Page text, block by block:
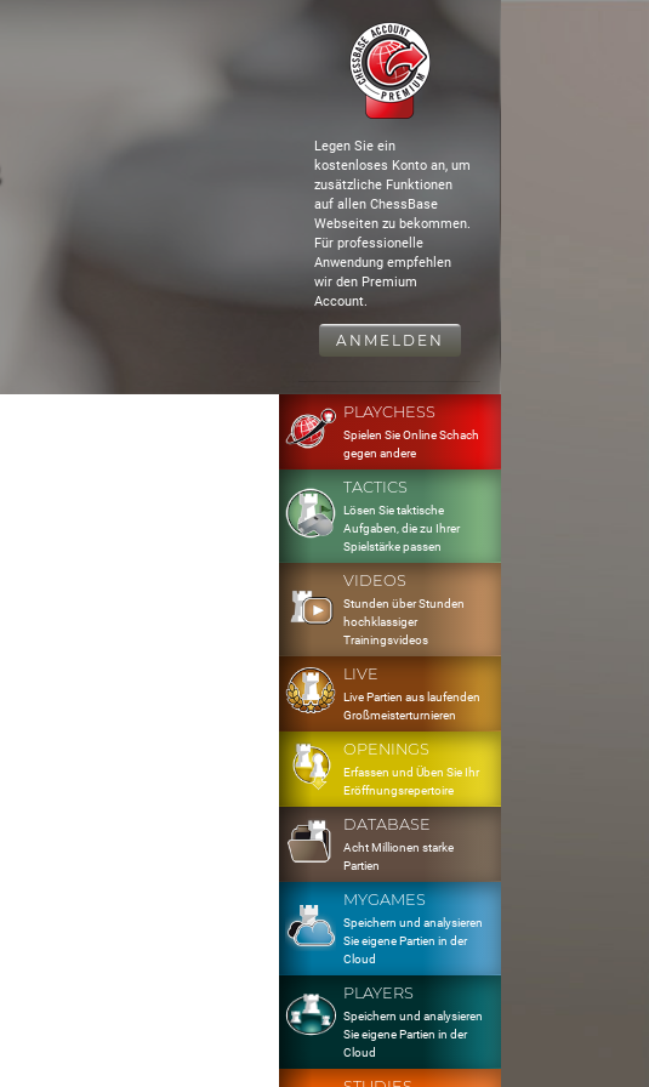
Legen Sie ein
kostenloses Konto an, um
zusätzliche Funktionen
auf allen ChessBase
Webseiten zu bekommen.
Für professionelle
Anwendung empfehlen
wir den Premium
Account.
ANMELDEN
PLAYCHESS
Spielen Sie Online Schach
gegen andere
TACTICS
Lösen Sie taktische
Aufgaben, die zu Ihrer
Spielstärke passen
VIDEOS
Stunden über Stunden
hochklassiger
Trainingsvideos
LIVE
Live Partien aus laufenden
Großmeisterturnieren
OPENINGS
Erfassen und Üben Sie Ihr
Eröffnungsrepertoire
DATABASE
Acht Millionen starke
Partien
MYGAMES
Speichern und analysieren
Sie eigene Partien in der
Cloud
PLAYERS
Speichern und analysieren
Sie eigene Partien in der
Cloud